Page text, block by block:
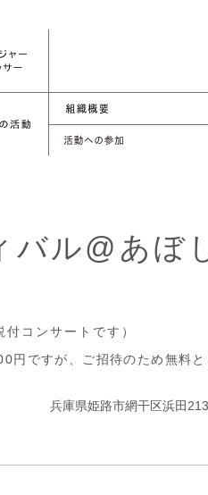
バル@あぼ
付コンサートです）
ですが、ご招待のため無料と
庫県姫路市網干区浜田213-